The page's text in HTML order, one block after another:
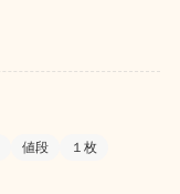
値段 １枚